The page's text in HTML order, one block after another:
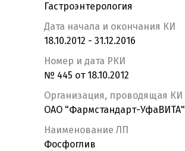
Гастроэнтерология
Дата начала и окончания КИ
18.10.2012 - 31.12.2016
Номер и дата РКИ
№ 445 от 18.10.2012
Организация, проводящая КИ
ОАО "Фармстандарт-УфаВИТА"
Наименование ЛП
Фосфоглив